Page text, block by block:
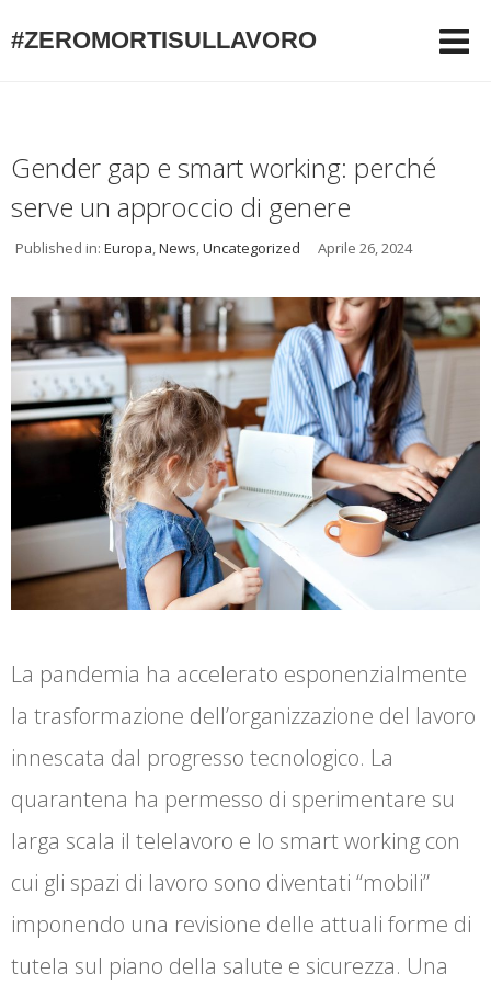
#ZEROMORTISULLAVORO
Gender gap e smart working: perché
serve un approccio di genere
Published in: Europa,News,Uncategorized Aprile 26, 2024
La pandemia ha accelerato esponenzialmente
la trasformazione dell’organizzazione del lavoro
innescata dal progresso tecnologico. La
quarantena ha permesso di sperimentare su
larga scala il telelavoro e lo smart working con
cui gli spazi di lavoro sono diventati “mobili”
imponendo una revisione delle attuali forme di
tutela sul piano della salute e sicurezza. Una